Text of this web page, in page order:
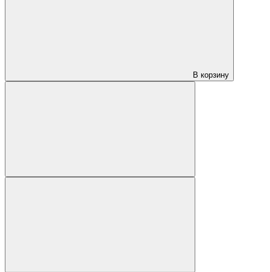
В корзину